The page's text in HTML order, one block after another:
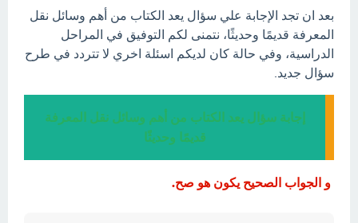
بعد ان تجد الإجابة علي سؤال يعد الكتاب من أهم وسائل نقل
المعرفة قديمًا وحديثًا، نتمنى لكم التوفيق في المراحل
الدراسية، وفي حالة كان لديكم اسئلة اخري لا تتردد في طرح
سؤال جديد.
إجابة سؤال يعد الكتاب من أهم وسائل نقل المعرفة
قديمًا وحديثًا
و الجواب الصحيح يكون هو صح.